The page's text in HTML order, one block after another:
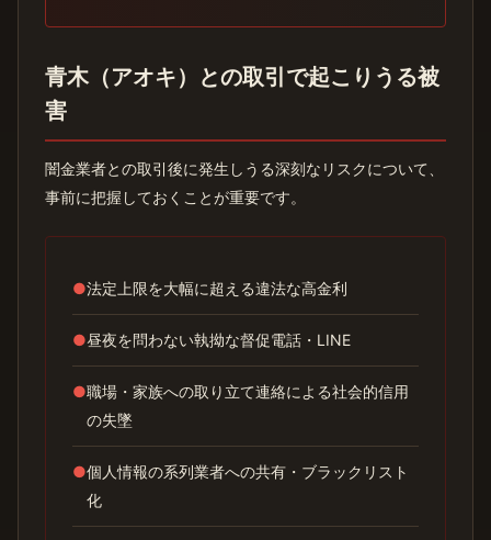
青木（アオキ）との取引で起こりうる被
害
闇金業者との取引後に発生しうる深刻なリスクについて、
事前に把握しておくことが重要です。
●法定上限を大幅に超える違法な高金利
●昼夜を問わない執拗な督促電話・LINE
●職場・家族への取り立て連絡による社会的信用
の失墜
●個人情報の系列業者への共有・ブラックリスト
化